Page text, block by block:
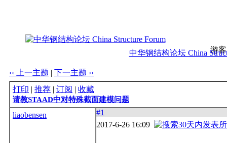
游
中华钢结构论坛 China
‹‹ 上一主题 | 下一主题 ››
打印 | 推荐 | 订阅 | 收藏
请教STAAD中对特殊截面建模问题
liaobensen
#1
2017-6-26 16:09